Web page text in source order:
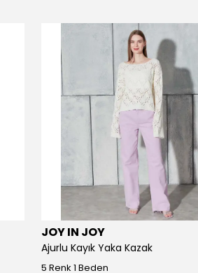
JOY IN JOY
Ajurlu Kayık Yaka Kazak
5 Renk 1 Beden